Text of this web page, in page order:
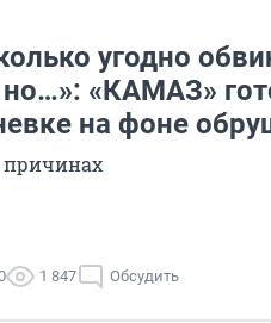
угодно
«КАМАЗ»
на фоне
причинах
1 847 Обсудить